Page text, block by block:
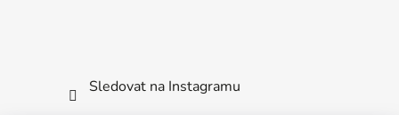
Sledovat na Instagramu